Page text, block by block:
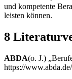
und kompetente
leisten können.
8
ABDA(o. J.)
https://